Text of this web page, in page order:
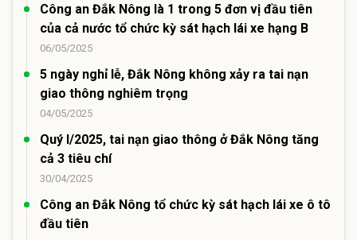
Công an Đắk Nông là 1 trong 5 đơn vị đầu tiên
của cả nước tổ chức kỳ sát hạch lái xe hạng B
06/05/2025
5 ngày nghỉ lễ, Đắk Nông không xảy ra tai nạn
giao thông nghiêm trọng
04/05/2025
Quý I/2025, tai nạn giao thông ở Đắk Nông tăng
cả 3 tiêu chí
30/04/2025
Công an Đắk Nông tổ chức kỳ sát hạch lái xe ô tô
đầu tiên